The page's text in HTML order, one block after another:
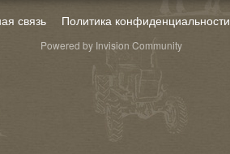
связь Политика конфиденциальности
Powered by Invision Community